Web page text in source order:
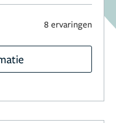
8 ervaringen